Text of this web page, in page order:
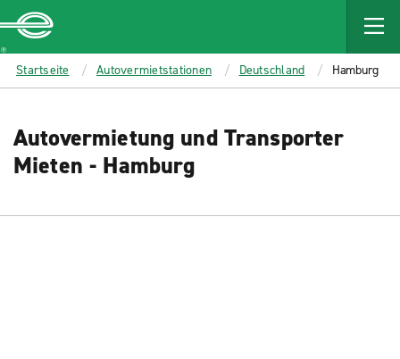
MAIN
CONTENT
Enterprise
Startseite Autovermietstationen Deutschland Hamburg
Autovermietung und Transporter
Mieten - Hamburg